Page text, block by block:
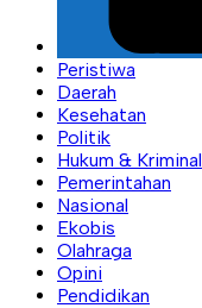
Peristiwa
Daerah
Kesehatan
Politik
Hukum & Kriminal
Pemerintahan
Nasional
Ekobis
Olahraga
Opini
Pendidikan